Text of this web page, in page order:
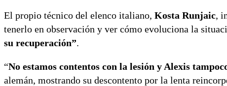
El propio técnico del elenco italiano, Kosta Runjaic,
tenerlo en observación y ver cómo evoluciona la
su recuperación”.
“No estamos contentos con la lesión y Alexis
alemán, mostrando su descontento por la lenta